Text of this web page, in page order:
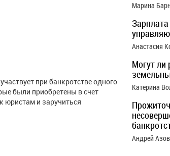
при банкротстве одного
были приобретены в счет
юристам и заручиться
Марина
Анастасия
Могут ли
Катерина
Андрей Азов